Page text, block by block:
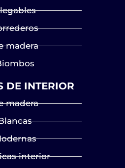
madera
DE INTERIOR
madera
interior